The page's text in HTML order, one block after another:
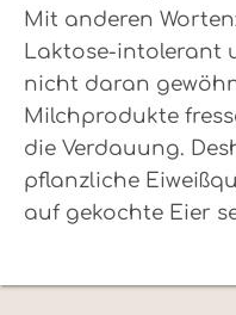
Mit anderen
Laktose-intolerant
nicht daran
Milchprodukte
die Verdauung.
pflanzliche
auf gekochte Eier